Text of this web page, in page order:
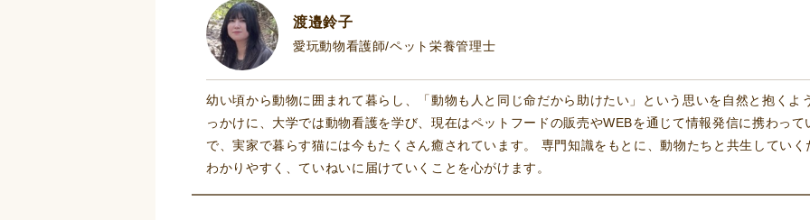
渡邉鈴子
愛玩動物看護師/ペット栄養管理士
幼い頃から動物に囲まれて暮らし、「動物も人と同じ命だから助けたい」という思いを自然と抱くよ
っかけに、大学では動物看護を学び、現在はペットフードの販売やWEBを通じて情報発信に携わっ
で、実家で暮らす猫には今もたくさん癒されています。 専門知識をもとに、動物たちと共生してい
わかりやすく、ていねいに届けていくことを心がけます。